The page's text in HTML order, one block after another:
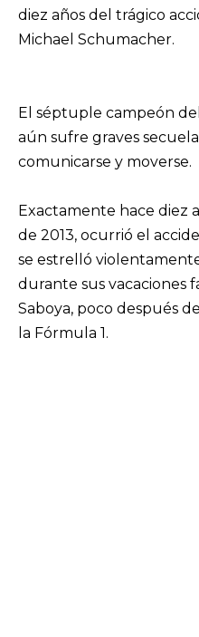
diez años del trágico
Michael Schumacher.
El séptuple campeón
aún sufre graves
comunicarse y moverse.
Exactamente hace diez
de 2013, ocurrió el
se estrelló
durante sus vacaciones
Saboya, poco después
la Fórmula 1.